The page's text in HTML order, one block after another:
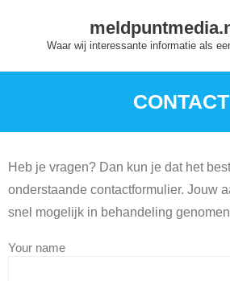
Waar wij interessante informatie als
CONTACT
Heb je vragen? Dan kun je dat het
onderstaande contactformulier. Jouw
snel mogelijk in behandeling
Your name